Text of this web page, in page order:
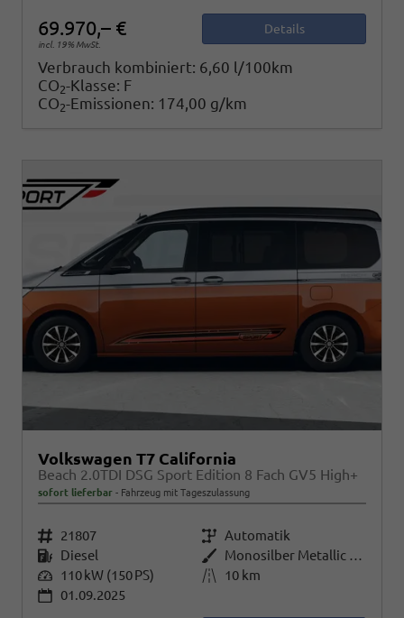
69.970,– €
incl. 19% MwSt.
Details
Verbrauch kombiniert: 6,60 l/100km
CO2-Klasse: F
CO2-Emissionen: 174,00 g/km
Volkswagen T7 California
Beach 2.0TDI DSG Sport Edition 8 Fach GV5 High+
sofort lieferbar Fahrzeug mit Tageszulassung
Fahrzeugnr. 21807 Getriebe Automatik
Kraftstoff Diesel Außenfarbe
Monosilber Metallic / Energeticorange Metallic Dach Schwarz
Leistung 110 kW (150 PS) Kilometerstand
10 km
01.09.2025